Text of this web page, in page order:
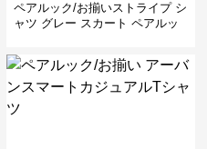
ペアルック/お揃いストライプ シ
ャツ グレー スカート ペアルッ